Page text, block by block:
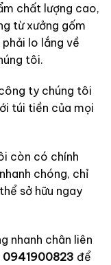
chất lượng cao,
từ xưởng gốm
lo lắng về
tôi.
ty chúng tôi
túi tiền của mọi
còn có chính
chóng, chỉ
sở hữu ngay
nhanh chân liên
0941900823 để